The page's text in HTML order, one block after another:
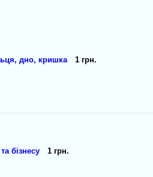
дно, кришка 1 грн.
бізнесу 1 грн.